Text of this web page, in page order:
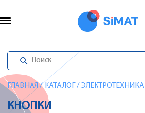
ГЛАВНАЯ/ КАТАЛОГ / ЭЛЕКТРОТЕХНИКА
КНОПКИ